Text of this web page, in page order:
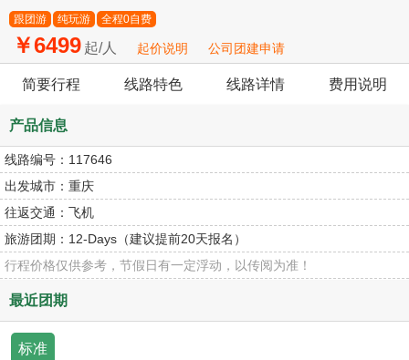
跟团游 纯玩游 全程0自费
￥6499 起/人 起价说明 公司团建申请
简要行程 线路特色 线路详情 费用说明
产品信息
线路编号： 117646
出发城市： 重庆
往返交通： 飞机
旅游团期： 12-Days（建议提前20天报名）
行程价格仅供参考，节假日有一定浮动，以传阅为准！
最近团期
标准